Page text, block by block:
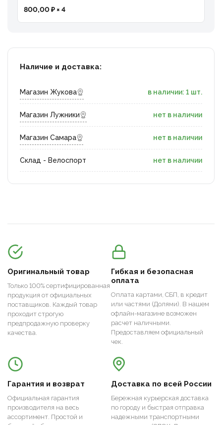
800,00 ₽ × 4
Наличие и доставка:
Магазин Жукова в наличии: 1 шт.
Магазин Лужники нет в наличии
Магазин Самара нет в наличии
Склад - Велоспорт нет в наличии
Оригинальный товар
Только 100% сертифицированная
продукция от официальных
поставщиков. Каждый товар
проходит строгую
предпродажную проверку
качества.
Гибкая и безопасная
оплата
Оплата картами, СБП, в кредит
или частями (Долями). В нашем
офлайн-магазине возможен
расчет наличными.
Предоставляем официальный
чек.
Гарантия и возврат
Официальная гарантия
производителя на весь
ассортимент. Простой и
Доставка по всей России
Бережная курьерская доставка
по городу и быстрая отправка
надежными транспортными